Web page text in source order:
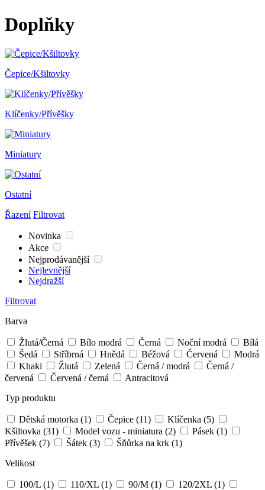
Doplňky
Čepice/Kšiltovky
Klíčenky/Přívěšky
Miniatury
Ostatní
Řazení Filtrovat
Novinka
Akce
Nejprodávanější
Nejlevnější
Nejdražší
Filtrovat
Barva
Žlutá/Černá Bílo modrá Černá Noční modrá
Bílá
Šedá
Stříbrná Hnědá Béžová Červená
Modrá
Khaki
Žlutá Zelená Černá / modrá
Černá /
červená
Červená / černá
Antracitová
Typ produktu
Dětská motorka (1) Čepice (11) Klíčenka (5)
Kšiltovka (31) Model vozu - miniatura (2) Pásek (1)
Přívěšek (7) Šátek (3) Šňůrka na krk (1)
Velikost
100/L (1) 110/XL (1) 90/M (1) 120/2XL (1)